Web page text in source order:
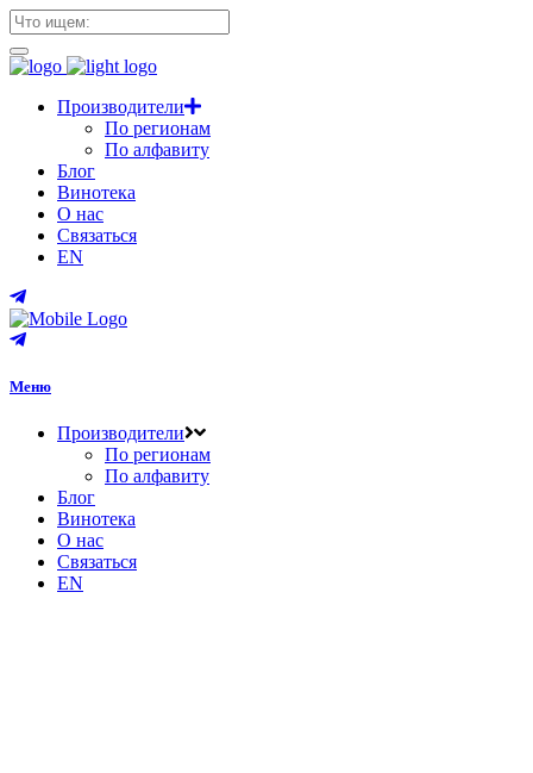
Производители
По регионам
По алфавиту
Блог
Винотека
О нас
Связаться
EN
Меню
Производители
По регионам
По алфавиту
Блог
Винотека
О нас
Связаться
EN